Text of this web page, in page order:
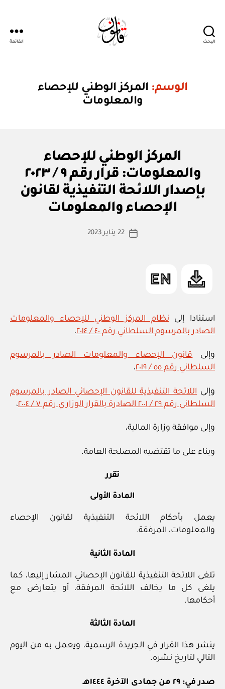
البحث القائمة
الوسم: المركز الوطني للإحصاء
والمعلومات
التصنيفاتالمركز الوطني للإحصاء
والمعلومات: قرار رقم ٩ / ٢٠٢٣
بإصدار اللائحة التنفيذية لقانون
الإحصاء والمعلومات
كاتب
بو
س
ة
تاريخ
22 يناير 2023
استنادا إلى نظام المركز الوطني للإحصاء والمعلومات
الصادر بالمرسوم السلطاني رقم ٤٠ / ٢٠١٤
،
وإلىقانون الإحصاء والمعلومات الصادر بالمرسوم
السلطاني رقم ٥٥ / ٢٠١٩
،
وإلى اللائحة التنفيذية للقانون الإحصائي الصادر بالمرسوم
السلطاني رقم ٢٩ / ٢٠٠١ الصادرة بالقرار الوزاري رقم ٧ / ٢٠٠٤
،
وإلى موافقة وزارة المالية،
وبناء على ما تقتضيه المصلحة العامة.
تقرر
المادة الأولى
يعمل بأحكام اللائحة التنفيذية لقانون الإحصاء
والمعلومات، المرفقة.
المادة الثانية
تلغى اللائحة التنفيذية للقانون الإحصائي المشار إليها، كما
يلغى كل ما يخالف اللائحة المرفقة، أو يتعارض مع
أحكامها.
المادة الثالثة
ينشر هذا القرار في الجريدة الرسمية، ويعمل به من اليوم
التالي لتاريخ نشره.
صدر في: ٢٩ من جمادى الآخرة ١٤٤٤هـ